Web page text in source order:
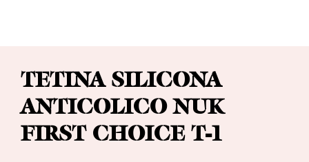
TETINA SILICONA
ANTICOLICO NUK
FIRST CHOICE T-1